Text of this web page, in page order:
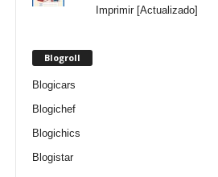
Imprimir [Actualizado]
Blogroll
Blogicars
Blogichef
Blogichics
Blogistar